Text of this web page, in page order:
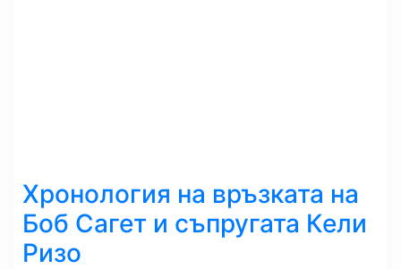
Хронология на връзката на
Боб Сагет и съпругата Кели
Ризо